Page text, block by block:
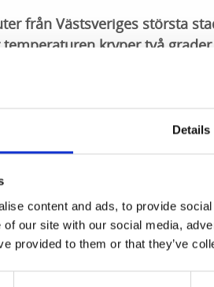
Details
content and ads, to provide
of our site with our social media,
provided to them or that they’ve
från Västsveriges största
temperaturen kryper två
nivåer
kan du behöva ladda
ner med en dricka, godis, korv